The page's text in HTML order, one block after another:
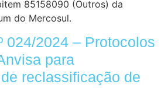
85158090 (Outros) da
do Mercosul.
024/2024 – Protocolos
para
reclassificação de